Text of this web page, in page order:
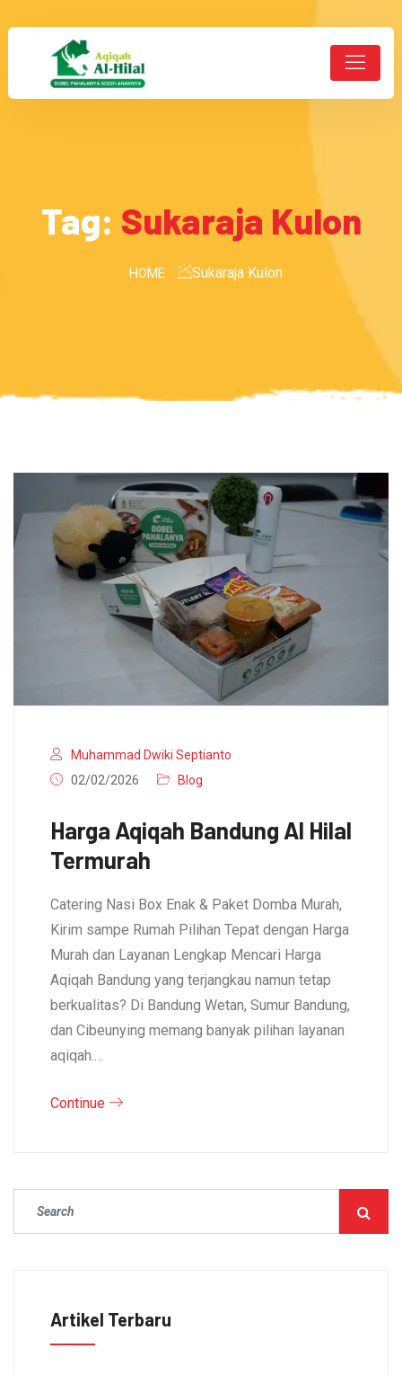
Tag: Sukaraja Kulon
HOME Sukaraja Kulon
Muhammad Dwiki Septianto
02/02/2026
Blog
Harga Aqiqah Bandung Al Hilal
Termurah
Catering Nasi Box Enak & Paket Domba Murah,
Kirim sampe Rumah Pilihan Tepat dengan Harga
Murah dan Layanan Lengkap Mencari Harga
Aqiqah Bandung yang terjangkau namun tetap
berkualitas? Di Bandung Wetan, Sumur Bandung,
dan Cibeunying memang banyak pilihan layanan
aqiqah.…
Continue
Artikel Terbaru